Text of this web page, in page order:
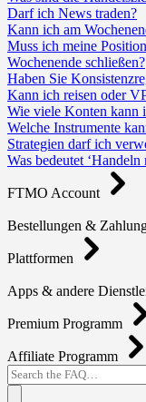
Darf ich News traden?
Kann ich am
Muss ich meine
Wochenende schließen?
Haben Sie
Kann ich reisen oder
Wie viele Konten kann
Welche Instrumente
Strategien darf ich
Was bedeutet
FTMO Account
Bestellungen &
Plattformen
Apps & andere
Premium Programm
Affiliate Programm